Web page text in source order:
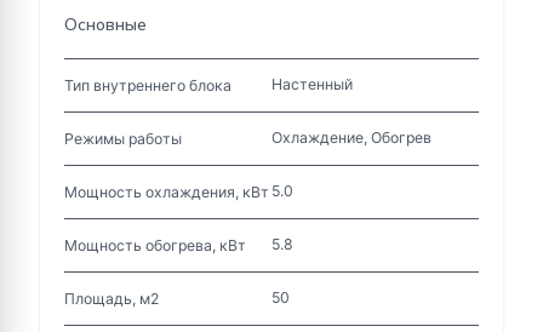
Основные
Тип внутреннего блока Настенный
Режимы работы Охлаждение, Обогрев
Мощность охлаждения, кВт 5.0
Мощность обогрева, кВт 5.8
Площадь, м2 50